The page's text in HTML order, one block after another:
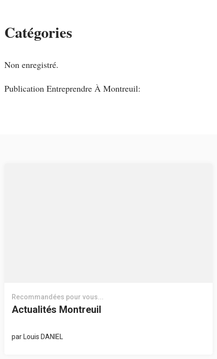
Catégories
Non enregistré.
Publication Entreprendre À Montreuil:
Recommandées pour vous...
Actualités Montreuil
par Louis DANIEL